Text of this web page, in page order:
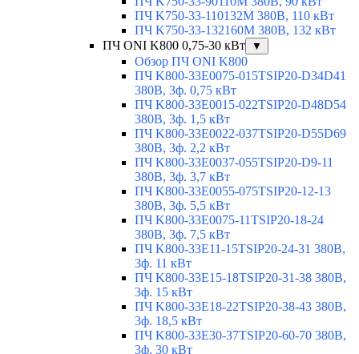
ПЧ K750-33-110132M 380В, 110 кВт
ПЧ K750-33-132160M 380В, 132 кВт
ПЧ ONI K800 0,75-30 кВт
▼
Обзор ПЧ ONI K800
ПЧ K800-33E0075-015TSIP20-D34D41
380В, 3ф. 0,75 кВт
ПЧ K800-33E0015-022TSIP20-D48D54
380В, 3ф. 1,5 кВт
ПЧ K800-33E0022-037TSIP20-D55D69
380В, 3ф. 2,2 кВт
ПЧ K800-33E0037-055TSIP20-D9-11
380В, 3ф. 3,7 кВт
ПЧ K800-33E0055-075TSIP20-12-13
380В, 3ф. 5,5 кВт
ПЧ K800-33E0075-11TSIP20-18-24
380В, 3ф. 7,5 кВт
ПЧ K800-33E11-15TSIP20-24-31 380В,
3ф. 11 кВт
ПЧ K800-33E15-18TSIP20-31-38 380В,
3ф. 15 кВт
ПЧ K800-33E18-22TSIP20-38-43 380В,
3ф. 18,5 кВт
ПЧ K800-33E30-37TSIP20-60-70 380В,
3ф. 30 кВт